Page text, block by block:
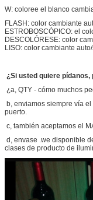
W: coloree el blanco
FLASH: color cambiante
ESTROBOSCÓPICO: el
DESCOLÓRESE: color
LISO: color cambiante
¿Si usted quiere
¿a, QTY - cómo muchos
b, enviamos siempre vía
puerto.
c, también aceptamos el
d, envase .we disponible
clases de producto de